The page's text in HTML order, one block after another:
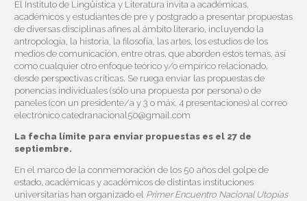
El Instituto de Lingüística y Literatura invita a académicas,
académicos y estudiantes de pre y postgrado a presentar propuestas
de diversas disciplinas afines al ámbito literario, incluyendo la
antropología, la historia, la filosofía, las artes, los estudios de los
medios de comunicación, entre otras, que aborden estos temas, así
como cualquier otro enfoque teórico y/o empírico relacionado,
desde perspectivas críticas. Se ruega enviar las propuestas de
ponencias individuales (sólo una propuesta por persona) o de
paneles (con un presidente/a y 3 o máx. 4 presentaciones) al correo
electrónico catedranacional50@gmail.com
La fecha límite para enviar propuestas es el 27 de
septiembre.
En el marco de la conmemoración de los 50 años del golpe de
estado, académicas y académicos de distintas instituciones
universitarias han organizado el Primer Encuentro Nacional Utopías